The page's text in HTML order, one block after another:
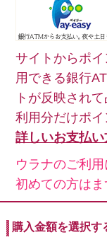
サイトからポ
用できる銀行
トが反映され
利用分だけポイ
詳しいお支払
ウラナのご利用
初めての方はま
購入金額を選択す